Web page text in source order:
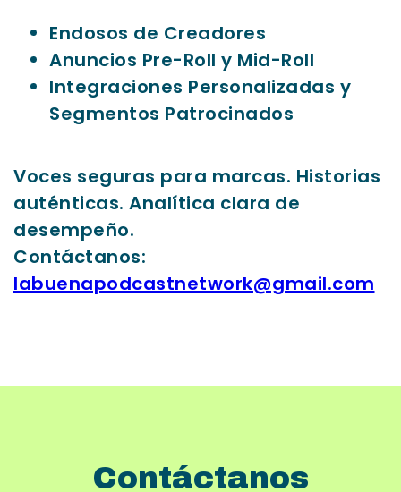
Endosos de Creadores
Anuncios Pre-Roll y Mid-Roll
Integraciones Personalizadas y
Segmentos Patrocinados
Voces seguras para marcas. Historias
auténticas. Analítica clara de
desempeño.
Contáctanos:
labuenapodcastnetwork@gmail.com
Contáctanos